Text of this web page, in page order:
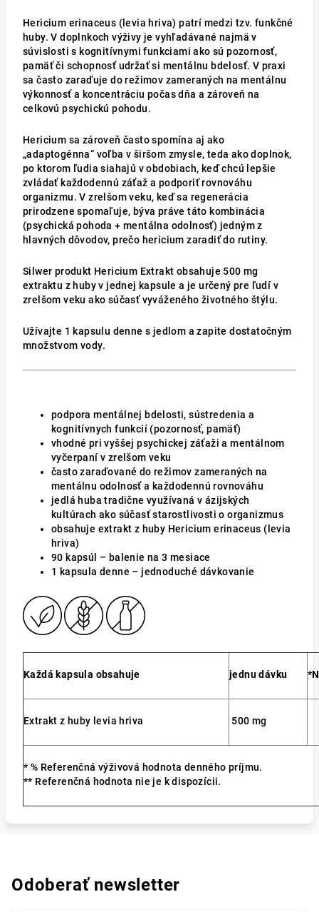
Hericium erinaceus (levia hriva) patrí medzi tzv. funkčné
huby. V doplnkoch výživy je vyhľadávané najmä v
súvislosti s kognitívnymi funkciami ako sú pozornosť,
pamäť či schopnosť udržať si mentálnu bdelosť. V praxi
sa často zaraďuje do režimov zameraných na mentálnu
výkonnosť a koncentráciu počas dňa a zároveň na
celkovú psychickú pohodu.
Hericium sa zároveň často spomína aj ako
„adaptogénna“ voľba v širšom zmysle, teda ako doplnok,
po ktorom ľudia siahajú v obdobiach, keď chcú lepšie
zvládať každodennú záťaž a podporiť rovnováhu
organizmu. V zrelšom veku, keď sa regenerácia
prirodzene spomaľuje, býva práve táto kombinácia
(psychická pohoda + mentálna odolnosť) jedným z
hlavných dôvodov, prečo hericium zaradiť do rutiny.
Silwer produkt Hericium Extrakt obsahuje 500 mg
extraktu z huby v jednej kapsule a je určený pre ľudí v
zrelšom veku ako súčasť vyváženého životného štýlu.
Užívajte 1 kapsulu denne s jedlom a zapite dostatočným
množstvom vody.
podpora mentálnej bdelosti, sústredenia a
kognitívnych funkcií (pozornosť, pamäť)
vhodné pri vyššej psychickej záťaži a mentálnom
vyčerpaní v zrelšom veku
často zaraďované do režimov zameraných na
mentálnu odolnosť a každodennú rovnováhu
jedlá huba tradične využívaná v ázijských
kultúrach ako súčasť starostlivosti o organizmus
obsahuje extrakt z huby Hericium erinaceus (levia
hriva)
90 kapsúl – balenie na 3 mesiace
1 kapsula denne – jednoduché dávkovanie
Každá kapsula obsahuje jednu dávku
Extrakt z huby levia hriva 500 mg
* % Referenčná výživová hodnota denného príjmu.
** Referenčná hodnota nie je k dispozícii.
Odoberať newsletter